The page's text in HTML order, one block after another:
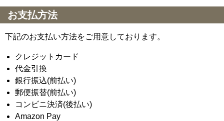
お支払方法
下記のお支払い方法をご用意しております。
クレジットカード
代金引換
銀行振込(前払い)
郵便振替(前払い)
コンビニ決済(後払い)
Amazon Pay